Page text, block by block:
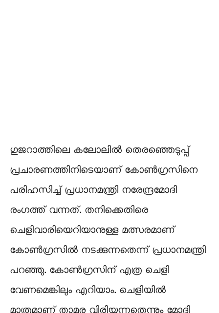
ഗുജറാത്തിലെ കലോലിൽ തെരഞ്ഞെടുപ്പ്
പ്രചാരണത്തിനിടെയാണ് കോൺഗ്രസിനെ
പരിഹസിച്ച് പ്രധാനമന്ത്രി നരേന്ദ്രമോദി
രംഗത്ത് വന്നത്. തനിക്കെതിരെ
ചെളിവാരിയെറിയാനുള്ള മത്സരമാണ്
കോൺഗ്രസിൽ നടക്കുന്നതെന്ന് പ്രധാനമന്ത്രി
പറഞ്ഞു. കോൺഗ്രസിന് എത്ര ചെളി
വേണമെങ്കിലും എറിയാം. ചെളിയിൽ